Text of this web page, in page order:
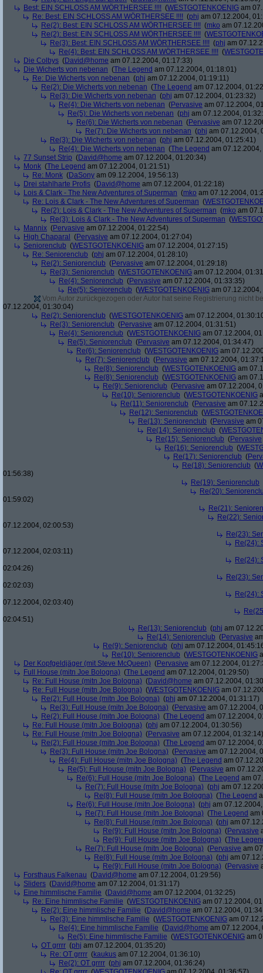
Best: EIN SCHLOSS AM WÖRTHERSEE !!!! (WESTGOTENKOENIG am
Re: Best: EIN SCHLOSS AM WÖRTHERSEE !!!! (phj am 07.12.2004,
Re(2): Best: EIN SCHLOSS AM WÖRTHERSEE !!!! (mko am
Re(2): Best: EIN SCHLOSS AM WÖRTHERSEE !!!! (
Re(3): Best: EIN SCHLOSS AM WÖRTHERSEE !!!! (phj am
Re(4): Best: EIN SCHLOSS AM WÖRTHERSEE !!!! (
Die Colbys (David@home am 07.12.2004, 01:17:33)
Die Wicherts von nebenan (The Legend am 07.12.2004, 01:18:01)
Re: Die Wicherts von nebenan (phj am 07.12.2004, 01:19:11)
Re(2): Die Wicherts von nebenan (The Legend am 07.12.2004,
Re(3): Die Wicherts von nebenan (phj am 07.12.2004, 01:23:32)
Re(4): Die Wicherts von nebenan (Pervasive am 07.12.2004,
Re(5): Die Wicherts von nebenan (phj am 07.12.2004,
Re(6): Die Wicherts von nebenan (Pervasive am
Re(7): Die Wicherts von nebenan (phj am 07.12.2004,
Re(3): Die Wicherts von nebenan (phj am 07.12.2004, 01:25:41)
Re(4): Die Wicherts von nebenan (The Legend am
77 Sunset Strip (David@home am 07.12.2004, 01:20:34)
Monk (The Legend am 07.12.2004, 01:21:51)
Re: Monk (DaSony am 09.12.2004, 19:56:13)
Drei stahlharte Profis (David@home am 07.12.2004, 01:22:18)
Lois & Clark - The New Adventures of Superman (mko am 07.12.2004,
Re: Lois & Clark - The New Adventures of Superman (
Re(2): Lois & Clark - The New Adventures of Superman (mko am
Re(3): Lois & Clark - The New Adventures of Superman (
Mannix (Pervasive am 07.12.2004, 01:22:54)
High Chaparal
(Pervasive am 07.12.2004, 01:27:04)
Seniorenclub (WESTGOTENKOENIG am 07.12.2004, 01:27:15)
Re: Seniorenclub (phj am 07.12.2004, 01:28:10)
Re(2): Seniorenclub (Pervasive am 07.12.2004, 01:29:18)
Re(3): Seniorenclub (WESTGOTENKOENIG am 07.12.2004,
Re(4): Seniorenclub (Pervasive am 07.12.2004, 01:33:35)
Re(5): Seniorenclub (WESTGOTENKOENIG am
Vom Autor zurückgezogen oder Autor hat seine Registrierung nicht
07.12.2004, 01:30:04)
Re(2): Seniorenclub (WESTGOTENKOENIG am 07.12.2004,
Re(3): Seniorenclub (Pervasive am 07.12.2004, 01:31:51)
Re(4): Seniorenclub (WESTGOTENKOENIG am 07.12.2004,
Re(5): Seniorenclub (Pervasive am 07.12.2004, 01:34:47)
Re(6): Seniorenclub (WESTGOTENKOENIG am
Re(7): Seniorenclub (Pervasive am 07.12.2004,
Re(8): Seniorenclub (WESTGOTENKOENIG am
Re(8): Seniorenclub (WESTGOTENKOENIG am
Re(9): Seniorenclub (Pervasive am 07.12.2004,
Re(10): Seniorenclub (WESTGOTENKOENIG
Re(11): Seniorenclub (Pervasive am
Re(12): Seniorenclub (
Re(13): Seniorenclub (Pervasive am
Re(14): Seniorenclub (
Re(15): Seniorenclub (Pervasive
Re(16): Seniorenclub (
Re(17): Seniorenclub (
Re(18): Seniorenclub (
01:56:38)
Re(19): Seniorenclub
Re(20):
01:59:02)
Re(21):
Re(22):
07.12.2004, 02:00:53)
Re(23):
Re(24):
07.12.2004, 02:03:11)
Re(24):
02:04:26)
Re(23):
02:02:03)
Re(24):
07.12.2004, 02:03:40)
02:04:51)
Re(13): Seniorenclub (phj am
Re(14): Seniorenclub (Pervasive
Re(9): Seniorenclub (phj am 07.12.2004,
Re(10): Seniorenclub (WESTGOTENKOENIG
Der Kopfgeldjäger (mit Steve McQueen) (Pervasive am 07.12.2004,
Full House (mitn Joe Bologna) (The Legend am 07.12.2004, 01:29:50)
Re: Full House (mitn Joe Bologna) (David@home am 07.12.2004,
Re: Full House (mitn Joe Bologna) (WESTGOTENKOENIG am
Re(2): Full House (mitn Joe Bologna) (phj am 07.12.2004, 01:31:17)
Re(3): Full House (mitn Joe Bologna) (Pervasive am 07.12.2004,
Re(2): Full House (mitn Joe Bologna) (The Legend am 07.12.2004,
Re: Full House (mitn Joe Bologna) (phj am 07.12.2004, 01:30:56)
Re: Full House (mitn Joe Bologna) (Pervasive am 07.12.2004, 01:32:14)
Re(2): Full House (mitn Joe Bologna) (The Legend am 07.12.2004,
Re(3): Full House (mitn Joe Bologna) (Pervasive am 07.12.2004,
Re(4): Full House (mitn Joe Bologna) (The Legend am
Re(5): Full House (mitn Joe Bologna) (Pervasive am
Re(6): Full House (mitn Joe Bologna) (The Legend am
Re(7): Full House (mitn Joe Bologna) (phj am
Re(8): Full House (mitn Joe Bologna) (The Legend
Re(6): Full House (mitn Joe Bologna) (phj am
Re(7): Full House (mitn Joe Bologna) (The Legend am
Re(8): Full House (mitn Joe Bologna) (phj am
Re(9): Full House (mitn Joe Bologna) (Pervasive
Re(9): Full House (mitn Joe Bologna) (The
Re(7): Full House (mitn Joe Bologna) (Pervasive am
Re(8): Full House (mitn Joe Bologna) (phj am
Re(9): Full House (mitn Joe Bologna) (Pervasive
Forsthaus Falkenau (David@home am 07.12.2004, 01:29:56)
Sliders (David@home am 07.12.2004, 01:31:17)
Eine himmlische Familie (David@home am 07.12.2004, 01:32:25)
Re: Eine himmlische Familie (WESTGOTENKOENIG am 07.12.2004,
Re(2): Eine himmlische Familie (David@home am 07.12.2004,
Re(3): Eine himmlische Familie (WESTGOTENKOENIG am
Re(4): Eine himmlische Familie (David@home am 07.12.2004,
Re(5): Eine himmlische Familie (WESTGOTENKOENIG am
OT grrrr (phj am 07.12.2004, 01:35:20)
Re: OT grrrr (kaukus am 07.12.2004, 01:36:10)
Re(2): OT grrrr (phj am 07.12.2004, 01:36:24)